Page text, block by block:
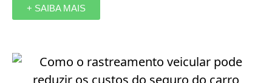
+ SAIBA MAIS